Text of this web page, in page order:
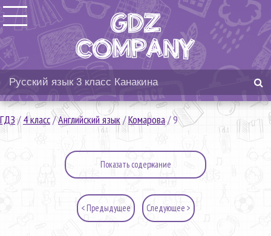
ГДЗ/4 класс/Английский язык/Комарова/9
Показать содержание
< Предыдущее Следующее >